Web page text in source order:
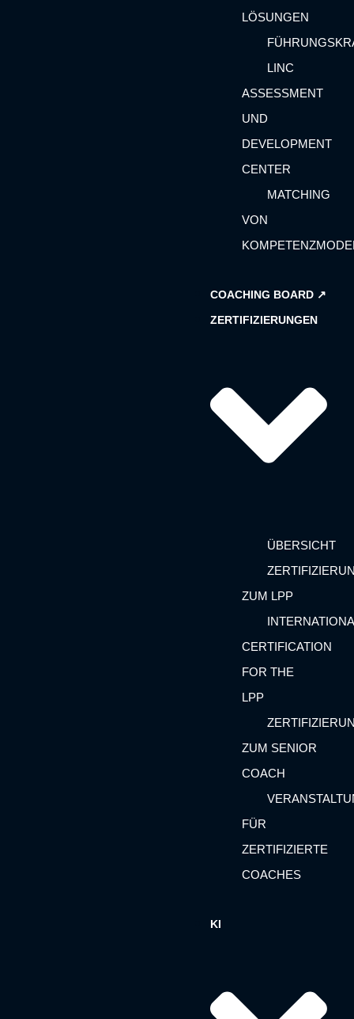
LÖSUNGEN
LINC
ASSESSMENT
UND
DEVELOPMENT
CENTER
MATCHING
VON
COACHING BOARD ↗︎
ZERTIFIZIERUNGEN
ÜBERSICHT
ZUM LPP
CERTIFICATION
FOR THE
LPP
ZUM SENIOR
COACH
FÜR
ZERTIFIZIERTE
COACHES
KI